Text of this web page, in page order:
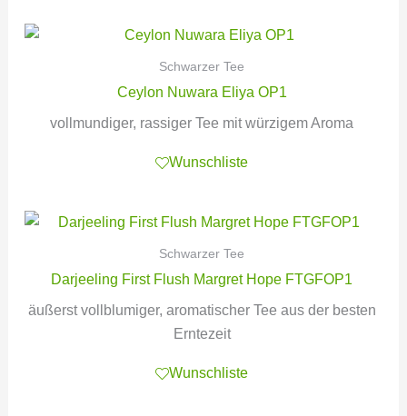
Schwarzer Tee
Ceylon Nuwara Eliya OP1
vollmundiger, rassiger Tee mit würzigem Aroma
Wunschliste
Schwarzer Tee
Darjeeling First Flush Margret Hope FTGFOP1
äußerst vollblumiger, aromatischer Tee aus der besten
Erntezeit
Wunschliste